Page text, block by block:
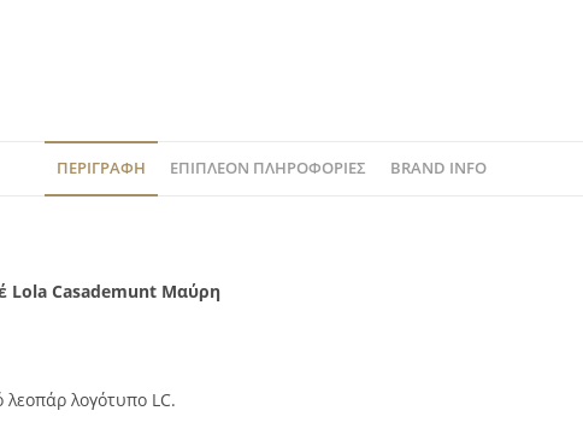
ΠΕΡΙΓΡΑΦΉ ΕΠΙΠΛΈΟΝ ΠΛΗΡΟΦΟΡΊΕΣ BRAND INFO
Lola Casademunt Μαύρη
λεοπάρ λογότυπο LC.